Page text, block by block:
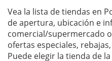
Vea la lista de tiendas en
de apertura, ubicación e
comercial/supermercado
ofertas especiales,
Puede elegir la tienda de